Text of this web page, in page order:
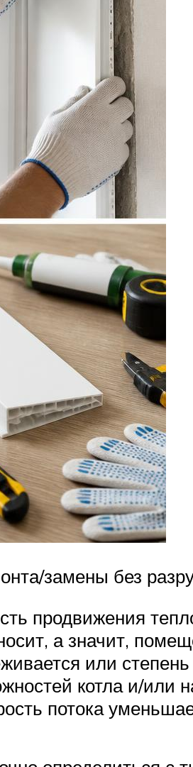
замены без
продвижения
а значит,
или
котла и/или
потока